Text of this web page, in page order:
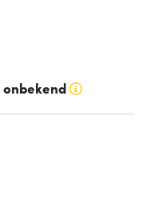
onbekend